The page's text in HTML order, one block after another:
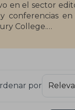
en el sector
en
College.
(2007), un
con un gato"
por